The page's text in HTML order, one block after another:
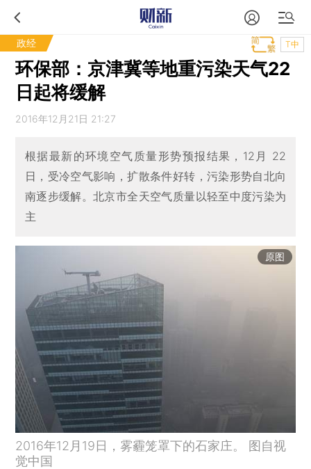
政经 T中
环保部：京津冀等地重污染天气22
日起将缓解
2016年12月21日 21:27
根据最新的环境空气质量形势预报结果，12月 22
日，受冷空气影响，扩散条件好转，污染形势自北向
南逐步缓解。北京市全天空气质量以轻至中度污染为
主
原图
2016年12月19日，雾霾笼罩下的石家庄。 图自视
觉中国